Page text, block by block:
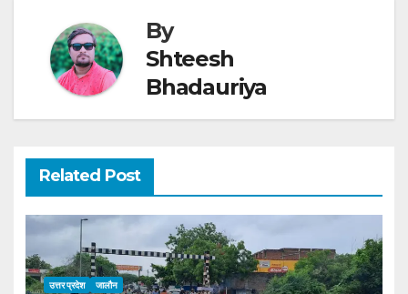
By
Shteesh
Bhadauriya
Related Post
उत्तर प्रदेश जालौन